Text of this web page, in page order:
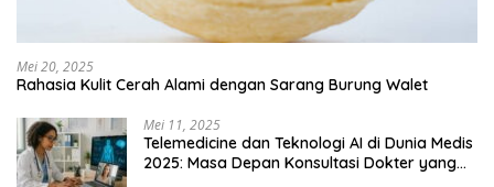
Mei 20, 2025
Rahasia Kulit Cerah Alami dengan Sarang Burung Walet
Mei 11, 2025
Telemedicine dan Teknologi AI di Dunia Medis
2025: Masa Depan Konsultasi Dokter yang